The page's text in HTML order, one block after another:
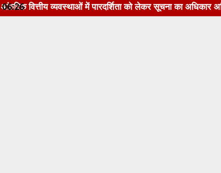
में पारदर्शिता को लेकर सूचना का अधिकार अधिनियम, 2005
06:26